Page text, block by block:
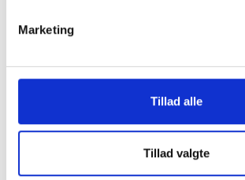
Marketing
Tillad alle
Tillad valgte
Produkter i høj kvalitet til
højeste standarder.
Et miljøansvarligt alternativ.